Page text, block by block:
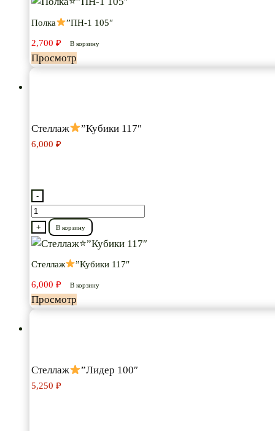
”ПН-1
105″
Полка ”ПН-1 105″
2,700 ₽ В корзину
Просмотр
Стеллаж ”Кубики 117″
6,000 ₽
-
Количество
товара
Стеллаж
”Кубики
117″
+ В корзину
Стеллаж ”Кубики 117″
6,000 ₽ В корзину
Просмотр
Стеллаж ”Лидер 100″
5,250 ₽